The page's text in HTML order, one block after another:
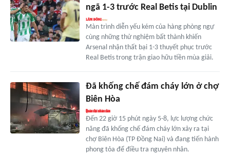
ngã 1-3 trước Real Betis tại Dublin
Màn trình diễn yếu kém của hàng phòng ngự
cùng những thử nghiệm bất thành khiến
Arsenal nhận thất bại 1-3 thuyết phục trước
Real Betis trong trận giao hữu tiền mùa giải.
Đã khống chế đám cháy lớn ở chợ
Biên Hòa
Đến 22 giờ 15 phút ngày 5-8, lực lượng chức
năng đã khống chế đám cháy lớn xảy ra tại
chợ Biên Hòa (TP Đồng Nai) và đang tiến hành
phong tỏa để điều tra nguyên nhân.